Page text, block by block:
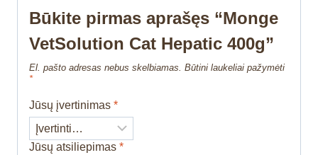
Būkite pirmas aprašęs “Monge
VetSolution Cat Hepatic 400g”
El. pašto adresas nebus skelbiamas. Būtini laukeliai pažymėti
*
Jūsų įvertinimas *
Jūsų atsiliepimas *